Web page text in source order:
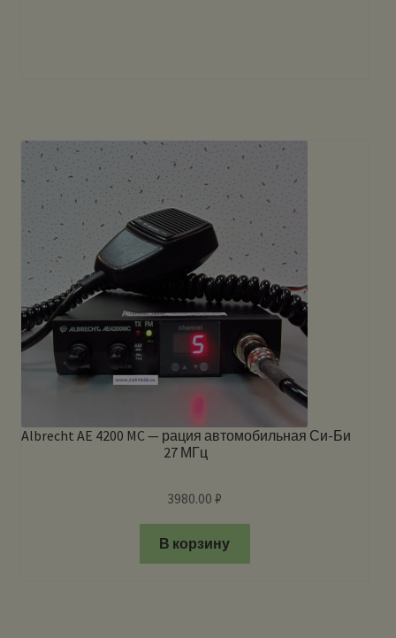
Albrecht AE 4200 MC — рация автомобильная Си-Би
27 МГц
3980.00₽
В корзину